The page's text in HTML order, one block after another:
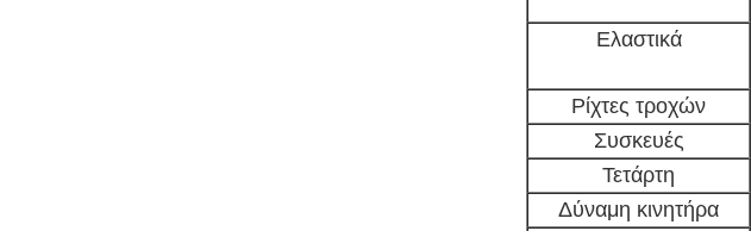
Ελαστικά
Ρίχτες τροχών
Συσκευές
Τετάρτη
Δύναμη κινητήρα